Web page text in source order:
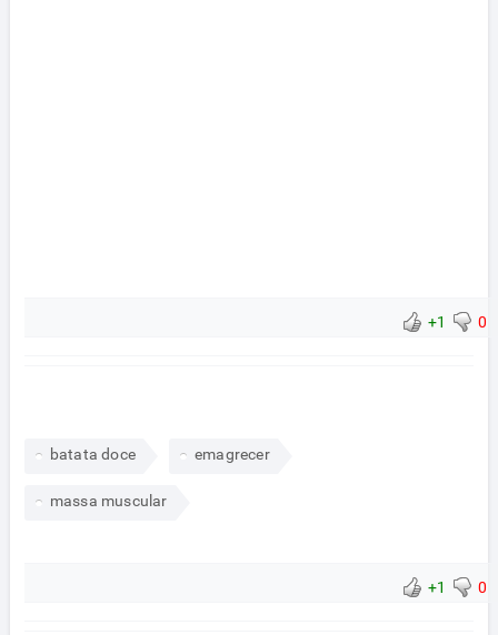
+1 0
batata doce emagrecer
massa muscular
+1 0